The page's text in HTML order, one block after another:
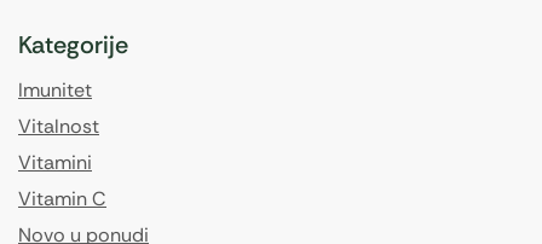
Kategorije
Imunitet
Vitalnost
Vitamini
Vitamin C
Novo u ponudi